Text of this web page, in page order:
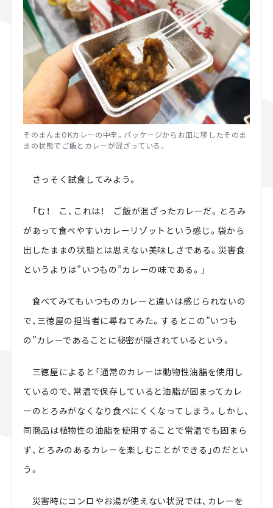
そのまんまOKカレーの中辛。パッケージからお皿に移したそのま
まの状態でご飯とカレーが混ざっている。
さっそく試食してみよう。
「む！ こ、これは！ ご飯が混ざったカレーだ。とろみ
があって食べやすいカレーリゾットという感じ。袋から
出したままの状態とは思えない美味しさである。災害食
というよりは”いつもの”カレーの味である。」
食べてみてもいつものカレーと違いは感じられないの
で、三徳屋の担当者に尋ねてみた。するとこの”いつも
の”カレーであることに秘密が隠されているという。
三徳屋によると「通常のカレーは動物性油脂を使用し
ているので、常温で保存していると油脂が固まってカレ
ーのとろみがなくなり食べにくくなってしまう。しかし、
同商品は植物性の油脂を使用することで常温でも固まら
ず、とろみのあるカレーを楽しむことができる」のだとい
う。
災害時にコンロやお湯が使えない状況では、カレーを